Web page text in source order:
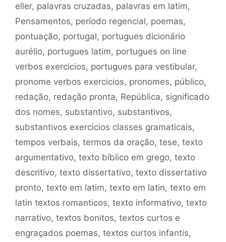
eller, palavras cruzadas, palavras em latim,
Pensamentos, período regencial, poemas,
pontuação, portugal, portugues dicionário
aurélio, portugues latim, portugues on line
verbos exercicios, portugues para vestibular,
pronome verbos exercicios, pronomes, público,
redação, redação pronta, República, significado
dos nomes, substantivo, substantivos,
substantivos exercicios classes gramaticais,
tempos verbais, termos da oração, tese, texto
argumentativo, texto bíblico em grego, texto
descritivo, texto dissertativo, texto dissertativo
pronto, texto em latim, texto em latin, texto em
latin textos romanticos, texto informativo, texto
narrativo, textos bonitos, textos curtos e
engraçados poemas, textos curtos infantis,